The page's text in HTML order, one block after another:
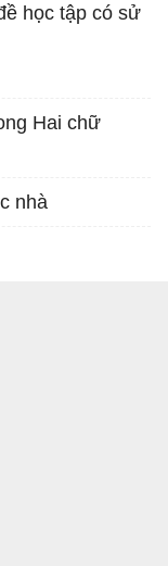
học tập có sử
Hai chữ
nhà